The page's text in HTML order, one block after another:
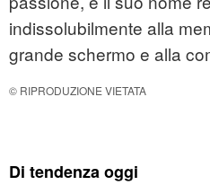
indissolubilmente alla
grande schermo e alla
© RIPRODUZIONE VIETATA
Di tendenza oggi